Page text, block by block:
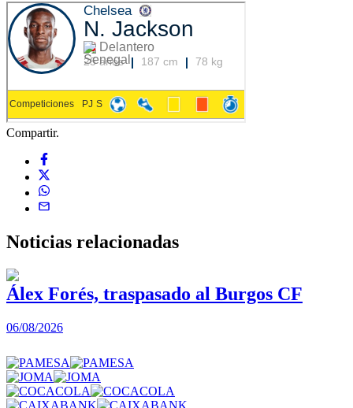
Compartir.
Noticias relacionadas
Álex Forés, traspasado al Burgos CF
06/08/2026